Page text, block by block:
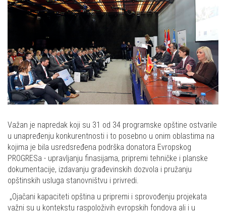
Važan je napredak koji su 31 od 34 programske opštine ostvarile
u unapređenju konkurentnosti i to posebno u onim oblastima na
kojima je bila usredsređena podrška donatora Evropskog
PROGRESa - upravljanju finasijama, pripremi tehničke i planske
dokumentacije, izdavanju građevinskih dozvola i pružanju
opštinskih usluga stanovništvu i privredi.
„Ojačani kapaciteti opština u pripremi i sprovođenju projekata
važni su u kontekstu raspoloživih evropskih fondova ali i u